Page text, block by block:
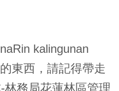
kalingunan
東西，請記得帶走
林務局花蓮林區管理